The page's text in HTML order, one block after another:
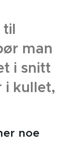
til
man
i snitt
i kullet,
noe